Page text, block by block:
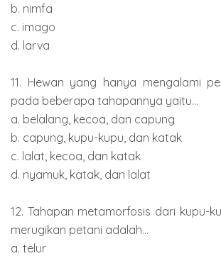
b. nimfa
c. imago
d. larva
11. Hewan yang hanya mengalami
pada beberapa tahapannya yaitu...
a. belalang, kecoa, dan capung
b. capung, kupu-kupu, dan katak
c. lalat, kecoa, dan katak
d. nyamuk, katak, dan lalat
12. Tahapan metamorfosis dari kupu-
merugikan petani adalah...
a. telur